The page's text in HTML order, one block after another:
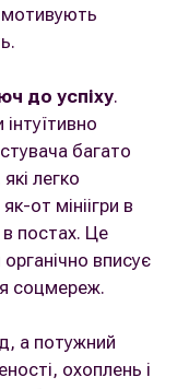
мотивують
до успіху.
багато
легко
от мініігри в
в постах. Це
вписує
соцмереж.
а потужний
охоплень і